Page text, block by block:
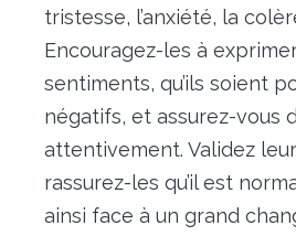
tristesse, l’anxiété, la
Encouragez-les à
sentiments, qu’ils soient
négatifs, et assurez-vous
attentivement. Validez
rassurez-les qu’il est
ainsi face à un grand